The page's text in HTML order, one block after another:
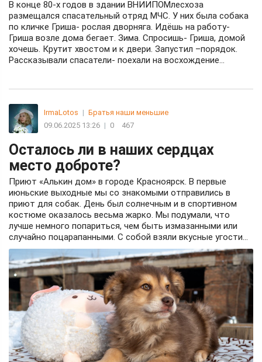
В конце 80-х годов в здании ВНИИПОМлесхоза
размещался спасательный отряд МЧС. У них была собака
по кличке Гриша- рослая дворняга. Идёшь на работу-
Гриша возле дома бегает. Зима. Спросишь- Гриша, домой
хочешь. Крутит хвостом и к двери. Запустил –порядок.
Рассказывали спасатели- поехали на восхождение...
IrmaLotos | Братья наши меньшие
09.06.2025 13:26 | 0 467
Осталось ли в наших сердцах
место доброте?
Приют «Алькин дом» в городе Красноярск. В первые
июньские выходные мы со знакомыми отправились в
приют для собак. День был солнечным и в спортивном
костюме оказалось весьма жарко. Мы подумали, что
лучше немного попариться, чем быть измазанными или
случайно поцарапанными. С собой взяли вкусные угости...